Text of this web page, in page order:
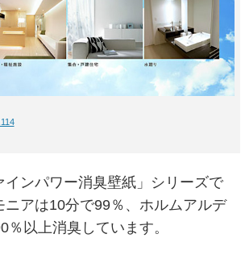
インパワー消臭壁紙」シリーズで
ニアは10分で99％、ホルムアルデ
％以上消臭しています。